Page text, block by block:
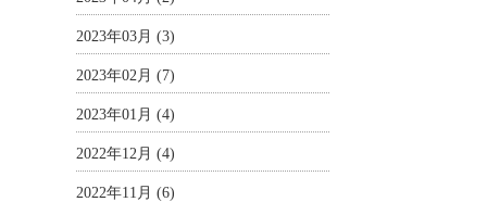
2023年03月 (3)
2023年02月 (7)
2023年01月 (4)
2022年12月 (4)
2022年11月 (6)